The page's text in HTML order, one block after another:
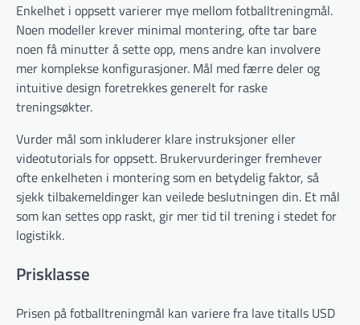
Enkelhet i oppsett varierer mye mellom fotballtreningmål.
Noen modeller krever minimal montering, ofte tar bare
noen få minutter å sette opp, mens andre kan involvere
mer komplekse konfigurasjoner. Mål med færre deler og
intuitive design foretrekkes generelt for raske
treningsøkter.
Vurder mål som inkluderer klare instruksjoner eller
videotutorials for oppsett. Brukervurderinger fremhever
ofte enkelheten i montering som en betydelig faktor, så
sjekk tilbakemeldinger kan veilede beslutningen din. Et mål
som kan settes opp raskt, gir mer tid til trening i stedet for
logistikk.
Prisklasse
Prisen på fotballtreningmål kan variere fra lave titalls USD